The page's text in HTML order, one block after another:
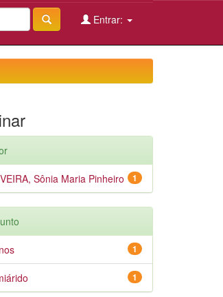
Entrar:
1
Sônia Maria Pinheiro
1
1